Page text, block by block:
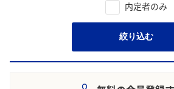
内定者のみ
絞り込む